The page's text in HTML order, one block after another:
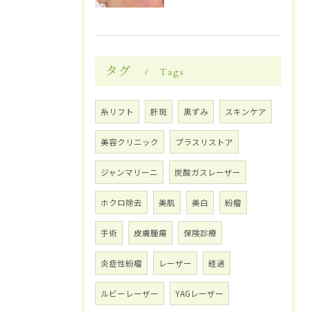
タグ Tags
糸リフト 肝斑 黒ずみ スキンケア
美容クリニック プラスリストア
ジャンマリーニ 炭酸ガスレーザー
ホクロ除去 美肌 美白 紛瘤
手術 皮膚腫瘍 保険診療
炎症性紛瘤 レーザー 経過
ルビーレーザー YAGレーザー